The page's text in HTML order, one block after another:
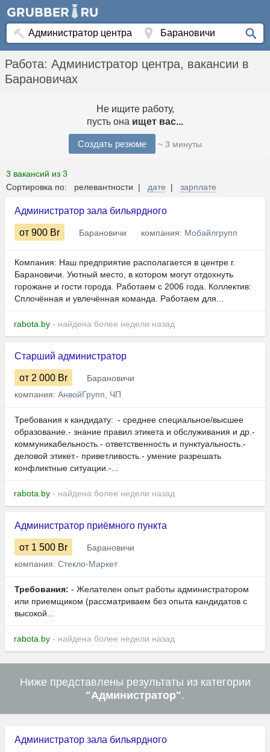
Работа: Администратор центра, вакансии в
Барановичах
Не ищите работу,
пусть она ищет вас...
Создать резюме ~ 3 минуты
3 вакансий из 3
Сортировка по: релевантности | дате | зарплате
Администратор зала бильярдного
от 900 Br Барановичи компания: Мобайлгрупп
Компания: Наш предприятие располагается в центре г.
Барановичи. Уютный место, в котором могут отдохнуть
горожане и гости города. Работаем с 2006 года. Коллектив:
Сплочённая и увлечённая команда. Работаем для...
rabota.by - найдена более недели назад
Старший администратор
от 2 000 Br
Барановичи
компания: АнвойГрупп, ЧП
Требования к кандидату: - среднее специальное/высшее
образование.- знание правил этикета и обслуживания и др.-
коммуникабельность.- ответственность и пунктуальность.-
деловой этикет.- приветливость.- умение разрешать
конфликтные ситуации.-...
rabota.by - найдена более недели назад
Администратор приёмного пункта
от 1 500 Br
Барановичи
компания: Стекло-Маркет
Требования: - Желателен опыт работы администратором
или приемщиком (рассматриваем без опыта кандидатов с
высокой...
rabota.by - найдена более недели назад
Ниже представлены результаты из категории
"Администратор".
Администратор зала бильярдного